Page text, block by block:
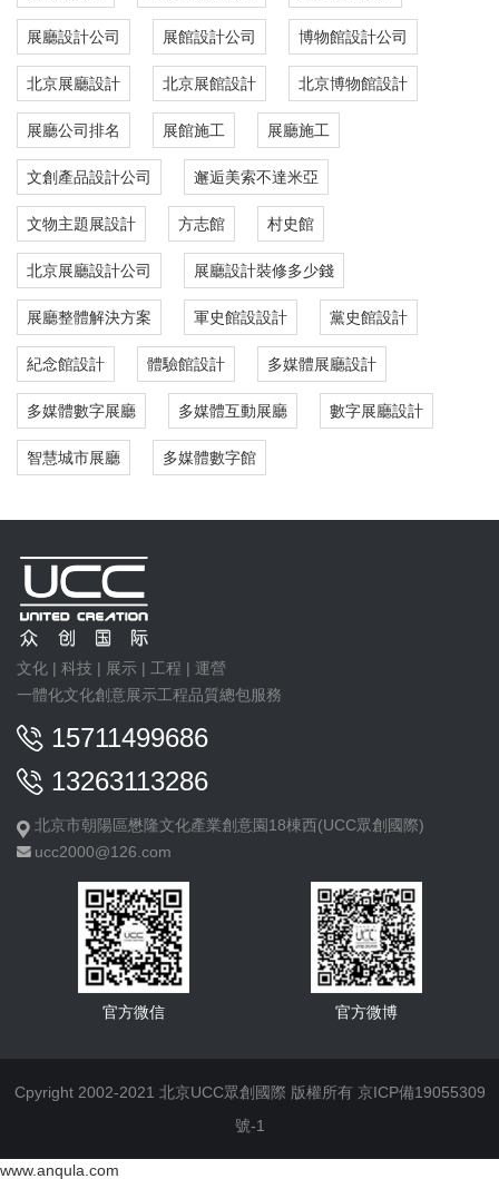
展廳設計公司 展館設計公司 博物館設計公司
北京展廳設計 北京展館設計 北京博物館設計
展廳公司排名 展館施工 展廳施工
文創產品設計公司 邂逅美索不達米亞
文物主題展設計 方志館 村史館
北京展廳設計公司 展廳設計裝修多少錢
展廳整體解決方案 軍史館設設計 黨史館設計
紀念館設計 體驗館設計 多媒體展廳設計
多媒體數字展廳 多媒體互動展廳 數字展廳設計
智慧城市展廳 多媒體數字館
文化 | 科技 | 展示 | 工程 | 運營
一體化文化創意展示工程品質總包服務
15711499686
13263113286
北京市朝陽區懋隆文化產業創意園18棟西(UCC眾創國際)
ucc2000@126.com
官方微信 官方微博
Cpyright 2002-2021 北京UCC眾創國際 版權所有 京ICP備19055309
號-1
www.anqula.com